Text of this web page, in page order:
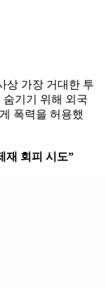
상 가장 거대한 투
숨기기 위해 외국
폭력을 허용했
재 회피 시도”